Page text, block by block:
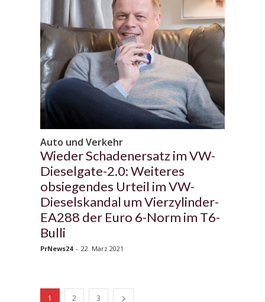
Auto und Verkehr
Wieder Schadenersatz im VW-
Dieselgate-2.0: Weiteres
obsiegendes Urteil im VW-
Dieselskandal um Vierzylinder-
EA288 der Euro 6-Norm im T6-
Bulli
PrNews24 - 22. März 2021
1 2 3